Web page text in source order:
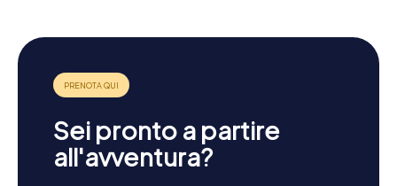
Sei pronto a partire
all'avventura?